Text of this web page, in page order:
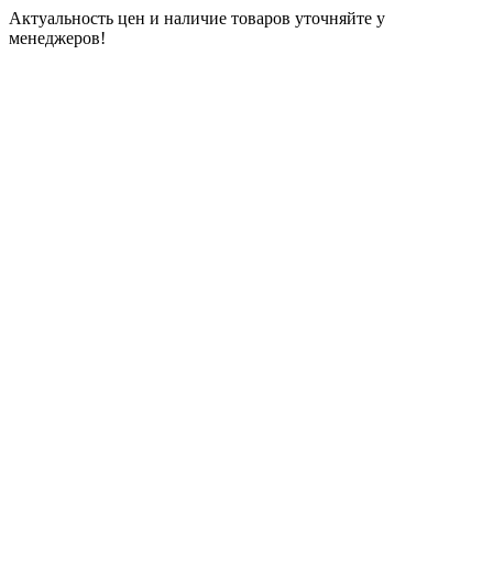
Актуальность цен и наличие товаров уточняйте у
менеджеров!